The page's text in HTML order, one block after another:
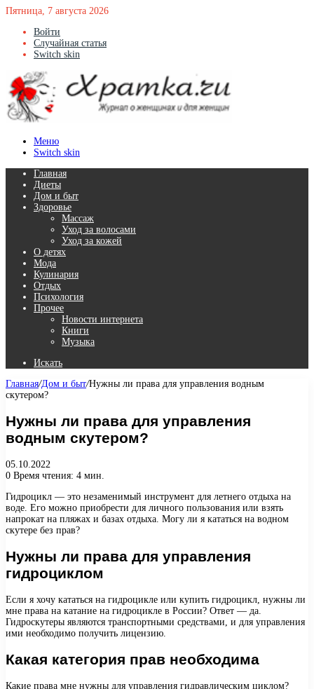
Пятница, 7 августа 2026
Войти
Случайная статья
Switch skin
Меню
Switch skin
Главная
Диеты
Дом и быт
Здоровье
Массаж
Уход за волосами
Уход за кожей
О детях
Мода
Кулинария
Отдых
Психология
Прочее
Новости интернета
Книги
Музыка
Искать
Главная/Дом и быт/Нужны ли права для управления водным
скутером?
Нужны ли права для управления
водным скутером?
05.10.2022
0 Время чтения: 4 мин.
Гидроцикл — это незаменимый инструмент для летнего отдыха на
воде. Его можно приобрести для личного пользования или взять
напрокат на пляжах и базах отдыха. Могу ли я кататься на водном
скутере без прав?
Нужны ли права для управления
гидроциклом
Если я хочу кататься на гидроцикле или купить гидроцикл, нужны ли
мне права на катание на гидроцикле в России? Ответ — да.
Гидроскутеры являются транспортными средствами, и для управления
ими необходимо получить лицензию.
Какая категория прав необходима
Какие права мне нужны для управления гидравлическим циклом?